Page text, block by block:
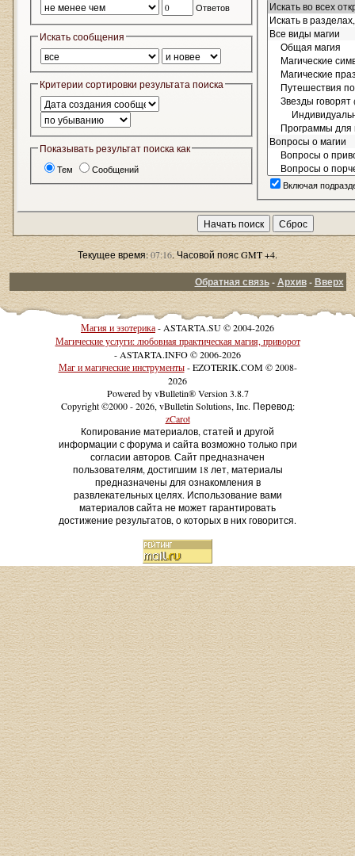
Ответов
Искать сообщения
Критерии сортировки результата поиска
Показывать результат поиска как
Тем Сообщений
Включая
Текущее время:07:16. Часовой пояс GMT +4.
Обратная связь-Архив-Вверх
Магия и эзотерика- ASTARTA.SU © 2004-2026
Магические услуги: любовная практическая магия, приворот
- ASTARTA.INFO © 2006-2026
Маг и магические инструменты- EZOTERIK.COM © 2008-
2026
Powered by vBulletin® Version 3.8.7
Copyright ©2000 - 2026, vBulletin Solutions, Inc. Перевод:
zCarot
Копирование материалов, статей и другой
информации с форума и сайта возможно только при
согласии авторов. Сайт предназначен
пользователям, достигшим 18 лет, материалы
предназначены для ознакомления в
развлекательных целях. Использование вами
материалов сайта не может гарантировать
достижение результатов, о которых в них говорится.